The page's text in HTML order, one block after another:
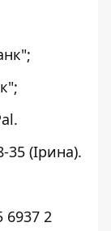
35 (Ірина).
6937 2